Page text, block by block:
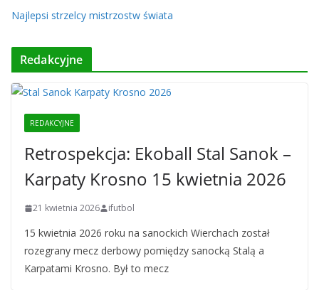
Najlepsi strzelcy mistrzostw świata
Redakcyjne
REDAKCYJNE
Retrospekcja: Ekoball Stal Sanok –
Karpaty Krosno 15 kwietnia 2026
21 kwietnia 2026 ifutbol
15 kwietnia 2026 roku na sanockich Wierchach został
rozegrany mecz derbowy pomiędzy sanocką Stalą a
Karpatami Krosno. Był to mecz